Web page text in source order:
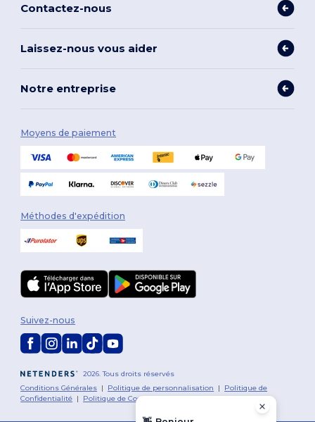
Contactez-nous
Laissez-nous vous aider
Notre entreprise
Moyens de paiement
Méthodes d'expédition
2026. Tous droits réservés
Conditions Générales | Politique de personnalisation | Politique de
Confidentialité | Politique de Cookies|Plan du Site
Suivez-nous